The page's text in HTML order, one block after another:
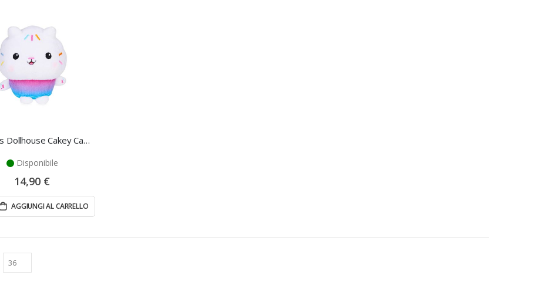
Gabby's Dollhouse Cakey Cat Peluche 45 cm
Disponibile
14,90 €
AGGIUNGI AL CARRELLO